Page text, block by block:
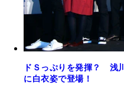
ドＳっぷりを発揮？ 浅
に白衣姿で登場！